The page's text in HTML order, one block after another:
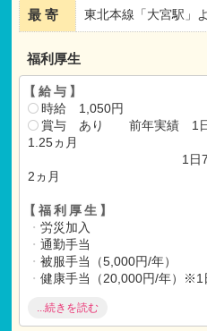
最 寄 東北本線「大宮駅」
福利厚生
【給与】
時給 1,050円
賞与 あり 前年実績 1
1.25ヵ月
1日7.75時間以
2ヵ月
【福利厚生】
・ 労災加入
・ 通勤手当
・ 被服手当（5,000円/年）
・ 健康手当（20,000円/年）※1
...続きを読む